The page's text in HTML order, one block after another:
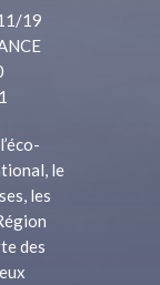
19
le
les
des